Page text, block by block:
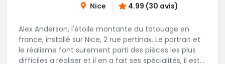
Nice 4.99 (30 avis)
Alex Anderson, l'étoile montante du tatouage en
france, installé sur Nice, 2 rue pertinax. Le portrait et
le réalisme font surement parti des pièces les plus
difficiles a réaliser et il en a fait ses spécialités, il est